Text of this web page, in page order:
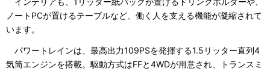
ノートPCが置けるテーブルなど、働く人を支える機能が凝縮されて
います。
パワートレインは、最高出力109PSを発揮する1.5リッター直列4
気筒エンジンを搭載。駆動方式はFFと4WDが用意され、トランスミ